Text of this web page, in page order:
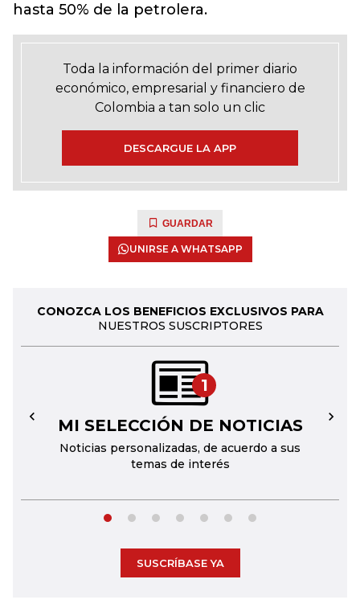
hasta 50% de la petrolera.
Toda la información del primer diario
económico, empresarial y financiero de
Colombia a tan solo un clic
DESCARGUE LA APP
GUARDAR
UNIRSE A WHATSAPP
CONOZCA LOS BENEFICIOS EXCLUSIVOS PARA
NUESTROS SUSCRIPTORES
1
MI SELECCIÓN DE NOTICIAS
Noticias personalizadas, de acuerdo a sus
temas de interés
← →
SUSCRÍBASE YA